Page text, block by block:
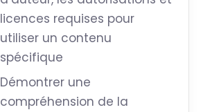
licences requises pour
utiliser un contenu
spécifique
Démontrer une
compréhension de la